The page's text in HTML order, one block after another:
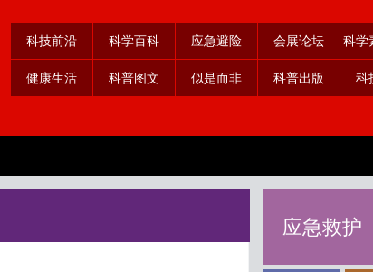
科技前沿 科学百科 应急避险 会展论坛 科学
健康生活 科普图文 似是而非 科普出版 科
应急救护